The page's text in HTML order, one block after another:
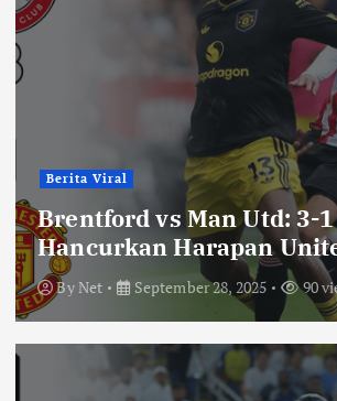
Berita Viral
Brentford vs Man Utd: 3-1
Hancurkan Harapan
ByNet September 28, 2025 90